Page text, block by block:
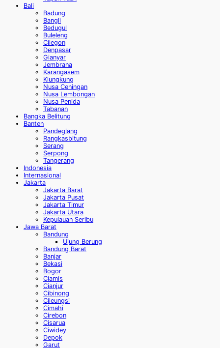
Bali
Badung
Bangli
Bedugul
Buleleng
Cilegon
Denpasar
Gianyar
Jembrana
Karangasem
Klungkung
Nusa Ceningan
Nusa Lembongan
Nusa Penida
Tabanan
Bangka Belitung
Banten
Pandeglang
Rangkasbitung
Serang
Serpong
Tangerang
Indonesia
Internasional
Jakarta
Jakarta Barat
Jakarta Pusat
Jakarta Timur
Jakarta Utara
Kepulauan Seribu
Jawa Barat
Bandung
Ujung Berung
Bandung Barat
Banjar
Bekasi
Bogor
Ciamis
Cianjur
Cibinong
Cileungsi
Cimahi
Cirebon
Cisarua
Ciwidey
Depok
Garut